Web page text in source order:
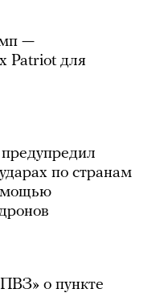
—
Patriot для
по странам
о пункте